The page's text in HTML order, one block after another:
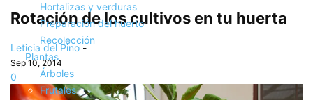
Hortalizas y verduras
Preparación del huerto
Recolección
Plantas
Árboles
Frutales
Rotación de los cultivos en tu huerta
Leticia del Pino -
Sep 10, 2014
0